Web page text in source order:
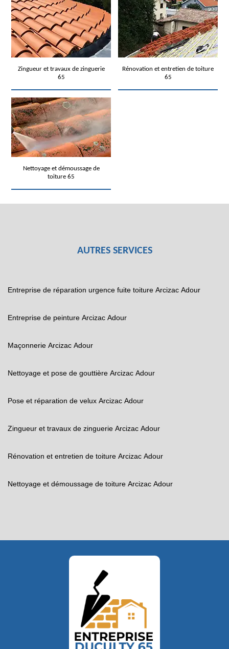
Zingueur et travaux de zinguerie
65
Rénovation et entretien de toiture
65
Nettoyage et démoussage de
toiture 65
AUTRES SERVICES
Entreprise de réparation urgence fuite toiture Arcizac Adour
Entreprise de peinture Arcizac Adour
Maçonnerie Arcizac Adour
Nettoyage et pose de gouttière Arcizac Adour
Pose et réparation de velux Arcizac Adour
Zingueur et travaux de zinguerie Arcizac Adour
Rénovation et entretien de toiture Arcizac Adour
Nettoyage et démoussage de toiture Arcizac Adour